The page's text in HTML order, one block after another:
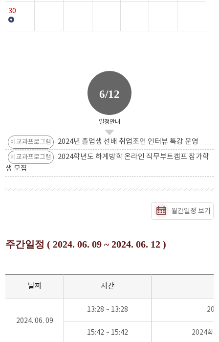
30
6/12
일정안내
비교과프로그램 2024년 졸업생 선배 취업조언 인터뷰 특강 운영
비교과프로그램
2024학년도 하계방학 온라인 직무부트캠프 참가학
생 모집
월간일정 보기
주간일정 ( 2024. 06. 09 ~ 2024. 06. 12 )
날짜 시간
2024. 06. 09
13:28 ~ 13:28
15:42 ~ 15:42 2024학